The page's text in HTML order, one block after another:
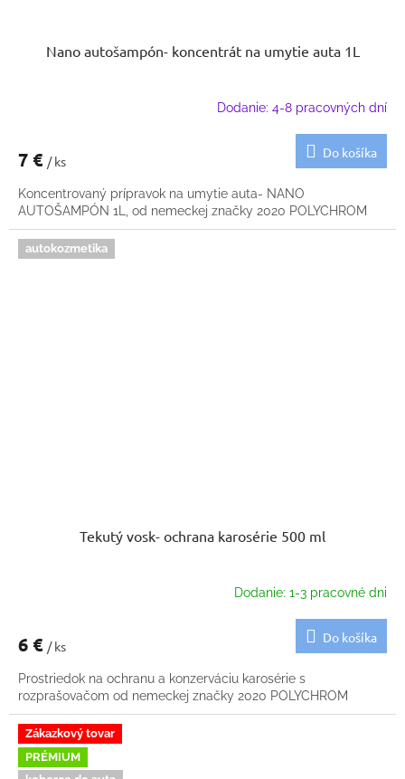
Nano autošampón- koncentrát na umytie auta 1L
Dodanie: 4-8 pracovných dní
7 € / ks
Do košíka
Koncentrovaný prípravok na umytie auta- NANO
AUTOŠAMPÓN 1L, od nemeckej značky 2020 POLYCHROM
autokozmetika
Tekutý vosk- ochrana karosérie 500 ml
Dodanie: 1-3 pracovné dni
6 € / ks
Do košíka
Prostriedok na ochranu a konzerváciu karosérie s
rozprašovačom od nemeckej značky 2020 POLYCHROM
Zákazkový tovar
PRÉMIUM